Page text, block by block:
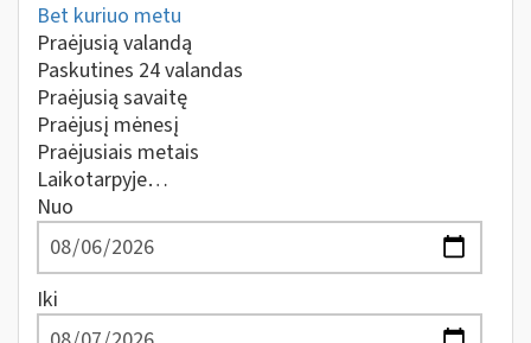
Bet kuriuo metu
Praėjusią valandą
Paskutines 24 valandas
Praėjusią savaitę
Praėjusį mėnesį
Praėjusiais metais
Laikotarpyje…
Nuo
Iki